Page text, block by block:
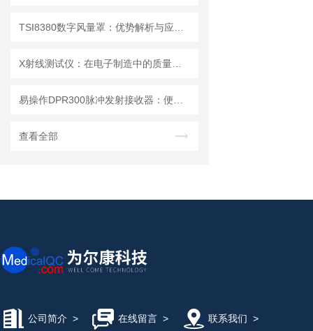
查看全部
公司简介 > 在线留言> 联系我们 >